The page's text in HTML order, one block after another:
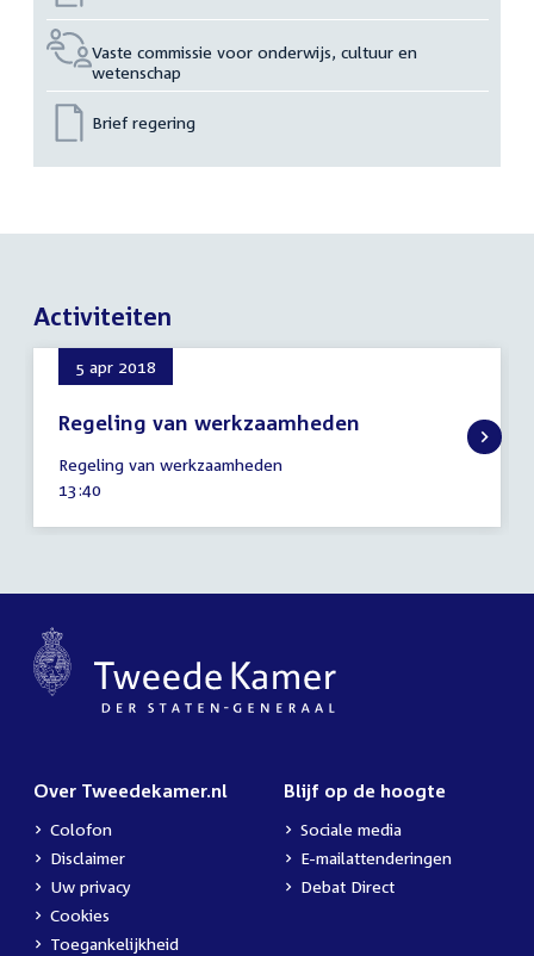
Vaste commissie voor onderwijs, cultuur en
wetenschap
Brief regering
Activiteiten
5 apr 2018
Regeling van werkzaamheden
april
2018
Regeling van werkzaamheden
Tijd
13:40
Over Tweedekamer.nl
Colofon
Disclaimer
Uw privacy
Cookies
Toegankelijkheid
Blijf op de hoogte
Sociale media
E-mailattenderingen
Debat Direct